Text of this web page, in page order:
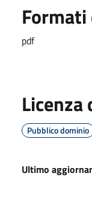
pdf
Pubblico dominio
Ultimo